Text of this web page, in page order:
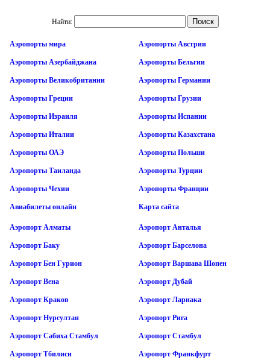
Найти:
Аэропорты мира Аэропорты Австрии
Аэропорты Азербайджана Аэропорты Бельгии
Аэропорты Великобритании Аэропорты Германии
Аэропорты Греции Аэропорты Грузии
Аэропорты Израиля Аэропорты Испании
Аэропорты Италии Аэропорты Казахстана
Аэропорты ОАЭ Аэропорты Польши
Аэропорты Таиланда Аэропорты Турции
Аэропорты Чехии Аэропорты Франции
Авиабилеты онлайн Карта сайта
Аэропорт Алматы Аэропорт Анталья
Аэропорт Баку Аэропорт Барселона
Аэропорт Бен Гурион Аэропорт Варшава Шопен
Аэропорт Вена Аэропорт Дубай
Аэропорт Краков Аэропорт Ларнака
Аэропорт Нурсултан Аэропорт Рига
Аэропорт Сабиха Стамбул Аэропорт Стамбул
Аэропорт Тбилиси Аэропорт Франкфурт